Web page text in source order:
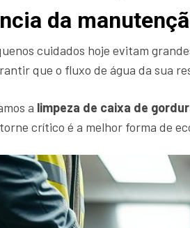
da
cuidados hoje evitam
que o fluxo de água da sua
a limpeza de caixa de
crítico é a melhor forma de